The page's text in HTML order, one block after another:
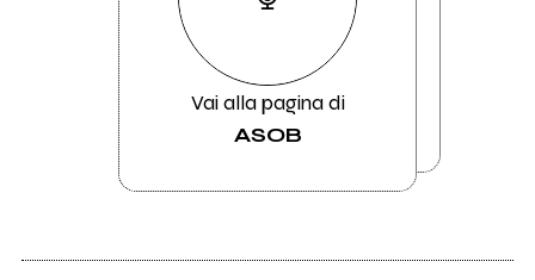
Vai alla pagina di
ASOB